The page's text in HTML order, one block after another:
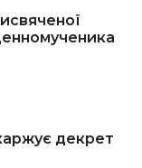
декрет